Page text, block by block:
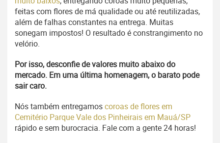
feitas com flores de má qualidade ou até reutilizadas,
além de falhas constantes na entrega. Muitas
sonegam impostos! O resultado é constrangimento no
velório.
Por isso, desconfie de valores muito abaixo do
mercado. Em uma última homenagem, o barato pode
sair caro.
Nós também entregamoscoroas de flores em
Cemitério Parque Vale dos Pinheirais em Mauá/SP
rápido e sem burocracia. Fale com a gente 24 horas!